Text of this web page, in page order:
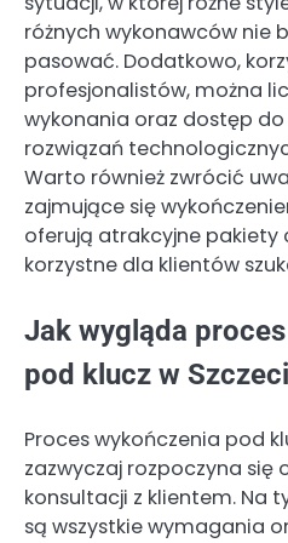
różnych wykonawców nie
pasować. Dodatkowo,
profesjonalistów, można
wykonania oraz dostęp
rozwiązań
Warto również zwrócić
zajmujące się
oferują atrakcyjne pakiety
korzystne dla klientów
Jak wygląda
pod klucz w
Proces wykończenia pod
zazwyczaj rozpoczyna się
konsultacji z klientem. Na
są wszystkie wymagania